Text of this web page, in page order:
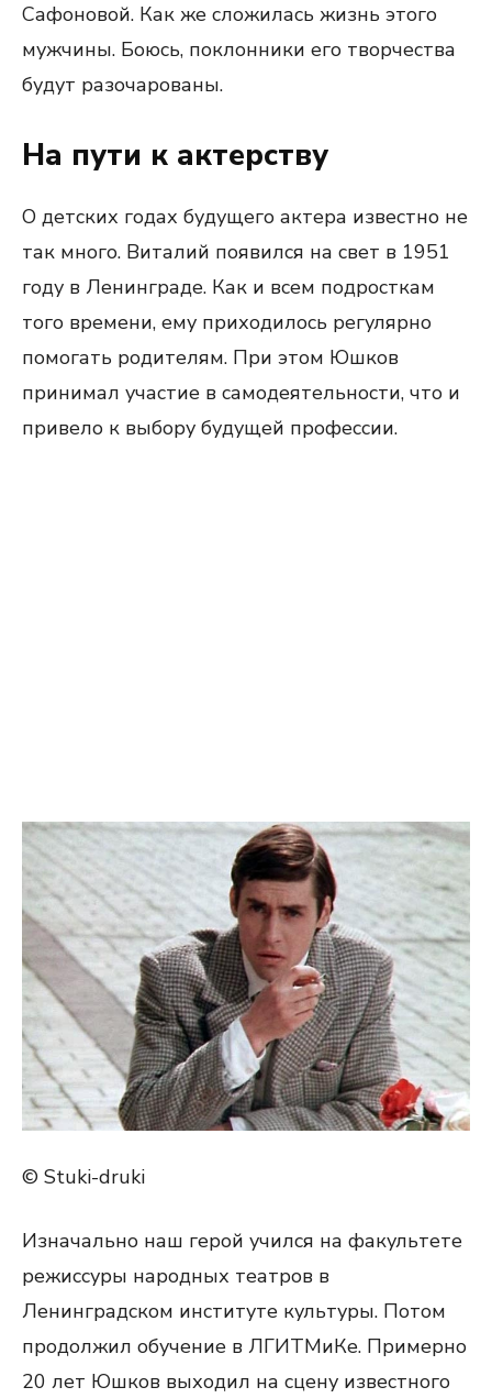
Сафоновой. Как же сложилась жизнь этого
мужчины. Боюсь, поклонники его творчества
будут разочарованы.
На пути к актерству
О детских годах будущего актера известно не
так много. Виталий появился на свет в 1951
году в Ленинграде. Как и всем подросткам
того времени, ему приходилось регулярно
помогать родителям. При этом Юшков
принимал участие в самодеятельности, что и
привело к выбору будущей профессии.
© Stuki-druki
Изначально наш герой учился на факультете
режиссуры народных театров в
Ленинградском институте культуры. Потом
продолжил обучение в ЛГИТМиКе. Примерно
20 лет Юшков выходил на сцену известного